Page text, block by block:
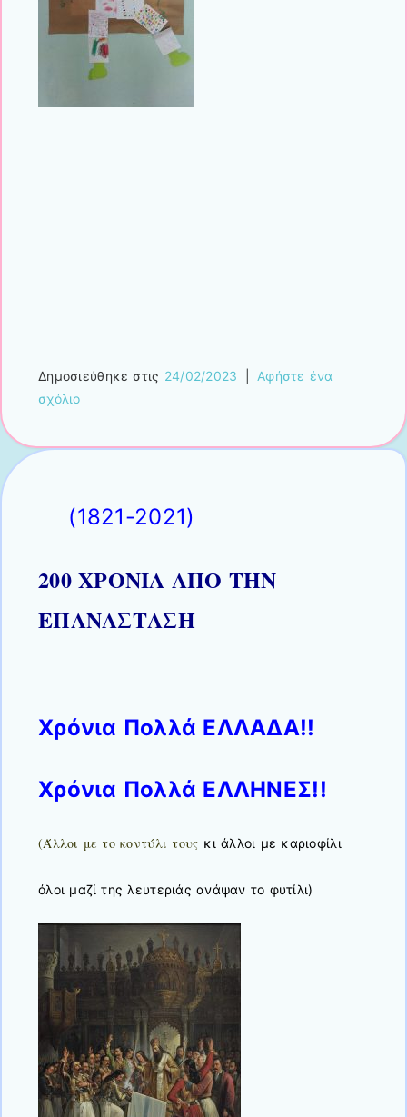
Δημοσιεύθηκε στις 24/02/2023
Αφήστε ένα
σχόλιο
(1821-2021)
200 ΧΡΟΝΙΑ ΑΠΟ ΤΗΝ
ΕΠΑΝΑΣΤΑΣΗ
Χρόνια Πολλά ΕΛΛΑΔΑ!!
Xρόνια Πολλά ΕΛΛΗΝΕΣ!!
(Άλλοι με το κοντύλι τους κι άλλοι με καριοφίλι
όλοι μαζί της λευτεριάς ανάψαν το φυτίλι)